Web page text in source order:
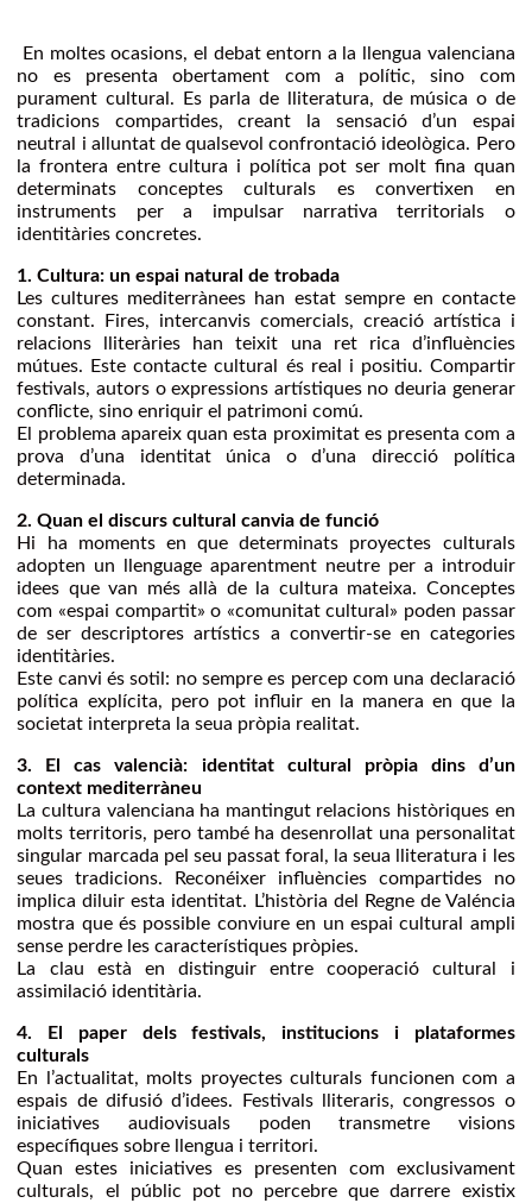
En moltes ocasions, el debat entorn a la llengua valenciana
no es presenta obertament com a polític, sino com
purament cultural. Es parla de lliteratura, de música o de
tradicions compartides, creant la sensació d’un espai
neutral i alluntat de qualsevol confrontació ideològica. Pero
la frontera entre cultura i política pot ser molt fina quan
determinats conceptes culturals es convertixen en
instruments per a impulsar narrativa territorials o
identitàries concretes.
1. Cultura: un espai natural de trobada
Les cultures mediterrànees han estat sempre en contacte
constant. Fires, intercanvis comercials, creació artística i
relacions lliteràries han teixit una ret rica d’influències
mútues. Este contacte cultural és real i positiu. Compartir
festivals, autors o expressions artístiques no deuria generar
conflicte, sino enriquir el patrimoni comú.
El problema apareix quan esta proximitat es presenta com a
prova d’una identitat única o d’una direcció política
determinada.
2. Quan el discurs cultural canvia de funció
Hi ha moments en que determinats proyectes culturals
adopten un llenguage aparentment neutre per a introduir
idees que van més allà de la cultura mateixa. Conceptes
com «espai compartit» o «comunitat cultural» poden passar
de ser descriptores artístics a convertir-se en categories
identitàries.
Este canvi és sotil: no sempre es percep com una declaració
política explícita, pero pot influir en la manera en que la
societat interpreta la seua pròpia realitat.
3. El cas valencià: identitat cultural pròpia dins d’un
context mediterràneu
La cultura valenciana ha mantingut relacions històriques en
molts territoris, pero també ha desenrollat una personalitat
singular marcada pel seu passat foral, la seua lliteratura i les
seues tradicions. Reconéixer influències compartides no
implica diluir esta identitat. L’història del Regne de Valéncia
mostra que és possible conviure en un espai cultural ampli
sense perdre les característiques pròpies.
La clau està en distinguir entre cooperació cultural i
assimilació identitària.
4. El paper dels festivals, institucions i plataformes
culturals
En l’actualitat, molts proyectes culturals funcionen com a
espais de difusió d’idees. Festivals lliteraris, congressos o
iniciatives audiovisuals poden transmetre visions
específiques sobre llengua i territori.
Quan estes iniciatives es presenten com exclusivament
culturals, el públic pot no percebre que darrere existix